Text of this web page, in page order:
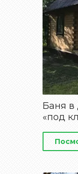
Баня в
«под